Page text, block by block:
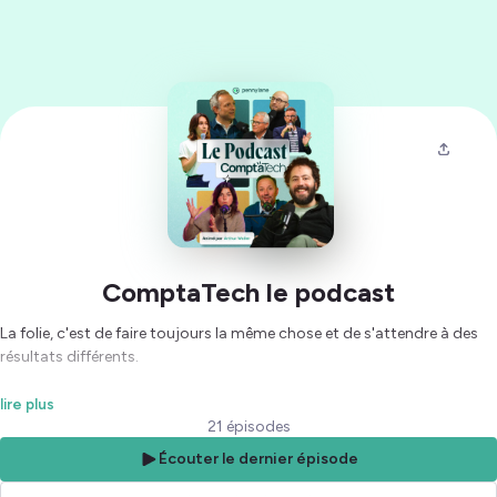
ComptaTech le podcast
La folie, c'est de faire toujours la même chose et de s'attendre à des
résultats différents.
Avec ComptaTech, nous vous proposons des rencontres et des
conversations pour imaginer et transformer le monde de la
comptabilité. Propulsé par Pennylane, ComptaTech était un
événement annuel dédié à l'innovation et la technologie dans la
lire plus
21 épisodes
Écouter le dernier épisode